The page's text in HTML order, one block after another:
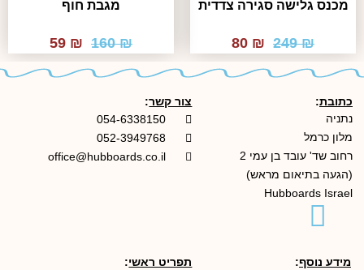
מכנס גלישה סגירה צדדית
₪
249
המחיר
המקורי
היה:
₪
המחיר
הנוכחי
הוא:
מגבת חוף
₪
160
המחיר
המקורי
היה:
₪
הנוכחי
הוא:
כתובת:
נתניה
מלון כרמל
רחוב שד' עובד בן עמי 2
(הגעה בתיאום מראש)
Hubboards Israel
צור קשר:
054-6338150
052-3949768
office@hubboards.co.il
מידע נוסף: תפריט ראשי: